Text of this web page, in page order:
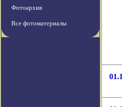
Фотоархив
Все фотоматериалы